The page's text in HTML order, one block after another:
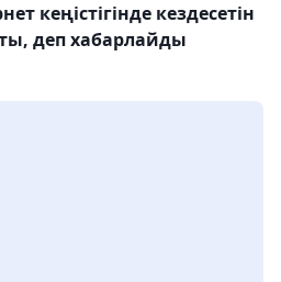
кеңістігінде кездесетін
деп хабарлайды